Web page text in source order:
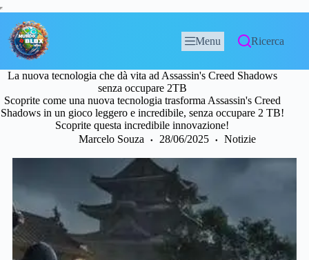
Menu Ricerca
La nuova tecnologia che dà vita ad Assassin's Creed Shadows
senza occupare 2TB
Scoprite come una nuova tecnologia trasforma Assassin's Creed
Shadows in un gioco leggero e incredibile, senza occupare 2 TB!
Scoprite questa incredibile innovazione!
Marcelo Souza
28/06/2025 Notizie